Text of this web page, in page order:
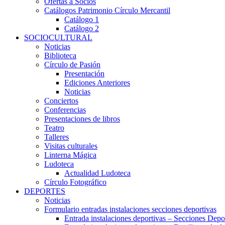
Catálogos Patrimonio Círculo Mercantil
Catálogo 1
Catálogo 2
SOCIOCULTURAL
Noticias
Biblioteca
Círculo de Pasión
Presentación
Ediciones Anteriores
Noticias
Conciertos
Conferencias
Presentaciones de libros
Teatro
Talleres
Visitas culturales
Linterna Mágica
Ludoteca
Actualidad Ludoteca
Círculo Fotográfico
DEPORTES
Noticias
Formulario entradas instalaciones secciones deportivas
Entrada instalaciones deportivas – Secciones